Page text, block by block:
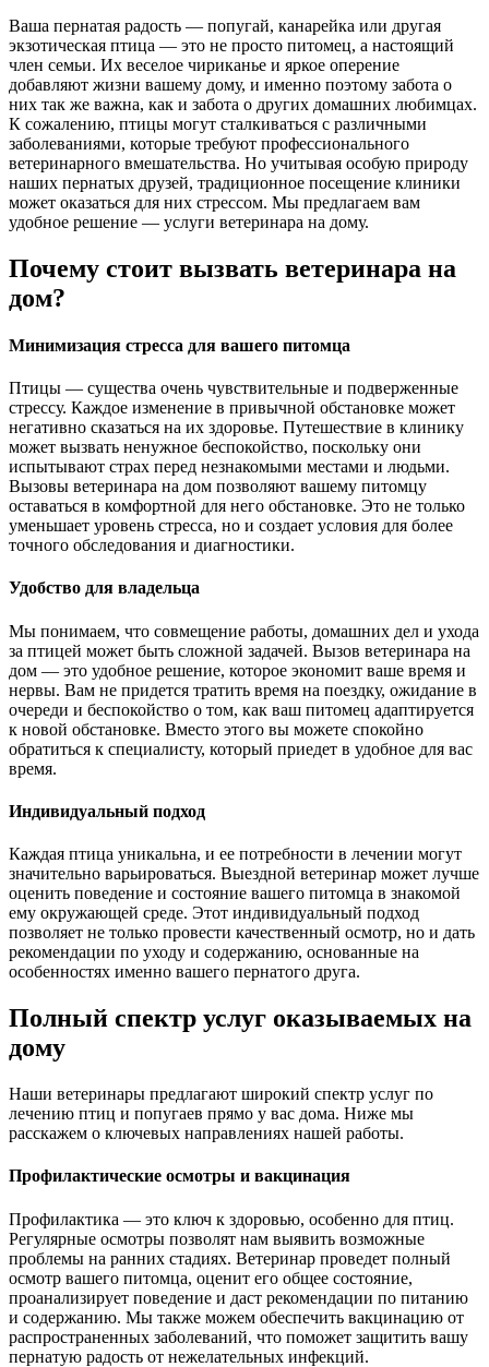
Ваша пернатая радость — попугай, канарейка или другая
экзотическая птица — это не просто питомец, а настоящий
член семьи. Их веселое чириканье и яркое оперение
добавляют жизни вашему дому, и именно поэтому забота о
них так же важна, как и забота о других домашних любимцах.
К сожалению, птицы могут сталкиваться с различными
заболеваниями, которые требуют профессионального
ветеринарного вмешательства. Но учитывая особую природу
наших пернатых друзей, традиционное посещение клиники
может оказаться для них стрессом. Мы предлагаем вам
удобное решение — услуги ветеринара на дому.
Почему стоит вызвать ветеринара на
дом?
Минимизация стресса для вашего питомца
Птицы — существа очень чувствительные и подверженные
стрессу. Каждое изменение в привычной обстановке может
негативно сказаться на их здоровье. Путешествие в клинику
может вызвать ненужное беспокойство, поскольку они
испытывают страх перед незнакомыми местами и людьми.
Вызовы ветеринара на дом позволяют вашему питомцу
оставаться в комфортной для него обстановке. Это не только
уменьшает уровень стресса, но и создает условия для более
точного обследования и диагностики.
Удобство для владельца
Мы понимаем, что совмещение работы, домашних дел и ухода
за птицей может быть сложной задачей. Вызов ветеринара на
дом — это удобное решение, которое экономит ваше время и
нервы. Вам не придется тратить время на поездку, ожидание в
очереди и беспокойство о том, как ваш питомец адаптируется
к новой обстановке. Вместо этого вы можете спокойно
обратиться к специалисту, который приедет в удобное для вас
время.
Индивидуальный подход
Каждая птица уникальна, и ее потребности в лечении могут
значительно варьироваться. Выездной ветеринар может лучше
оценить поведение и состояние вашего питомца в знакомой
ему окружающей среде. Этот индивидуальный подход
позволяет не только провести качественный осмотр, но и дать
рекомендации по уходу и содержанию, основанные на
особенностях именно вашего пернатого друга.
Полный спектр услуг оказываемых на
дому
Наши ветеринары предлагают широкий спектр услуг по
лечению птиц и попугаев прямо у вас дома. Ниже мы
расскажем о ключевых направлениях нашей работы.
Профилактические осмотры и вакцинация
Профилактика — это ключ к здоровью, особенно для птиц.
Регулярные осмотры позволят нам выявить возможные
проблемы на ранних стадиях. Ветеринар проведет полный
осмотр вашего питомца, оценит его общее состояние,
проанализирует поведение и даст рекомендации по питанию
и содержанию. Мы также можем обеспечить вакцинацию от
распространенных заболеваний, что поможет защитить вашу
пернатую радость от нежелательных инфекций.